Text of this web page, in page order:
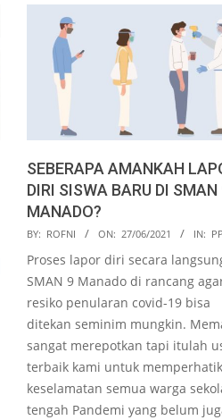
SEBERAPA AMANKAH
DIRI SISWA BARU DI SMAN
MANADO?
2021-
06-
27
BY: ROFNI ON: 27/06/2021 IN:
Proses lapor diri secara
SMAN 9 Manado di rancang
resiko penularan covid-19 bisa
ditekan seminim mungkin.
sangat merepotkan tapi itulah
terbaik kami untuk
keselamatan semua warga
tengah Pandemi yang belum